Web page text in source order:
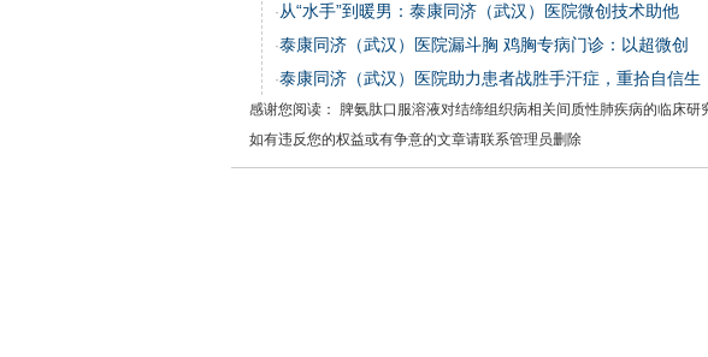
· 从“水手”到暖男：泰康同济（武汉）医院微创技术助他
·泰康同济（武汉）医院漏斗胸 鸡胸专病门诊：以超微创
·泰康同济（武汉）医院助力患者战胜手汗症，重拾自信生
感谢您阅读： 脾氨肽口服溶液对结缔组织病相关间质性肺疾病的临床研
如有违反您的权益或有争意的文章请联系管理员删除